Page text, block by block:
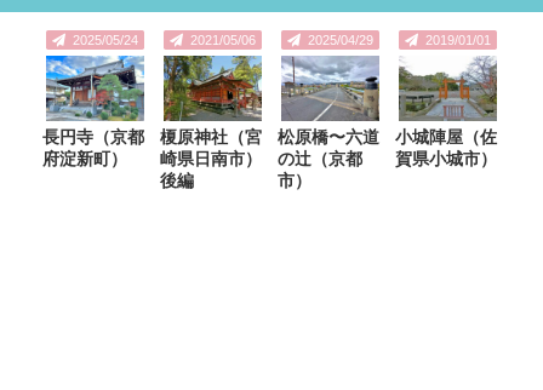
2025/05/24
長円寺（京都
府淀新町）
2021/05/06
榎原神社（宮
崎県日南市）
後編
2025/04/29
松原橋〜六道
の辻（京都
市）
2019/01/01
小城陣屋（佐
賀県小城市）